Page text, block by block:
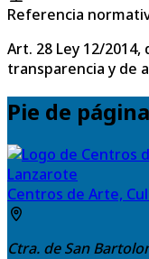
Referencia
Art. 28 Ley 12/
transparencia y de
Pie de página
Centros de Arte,
Ctra. de San